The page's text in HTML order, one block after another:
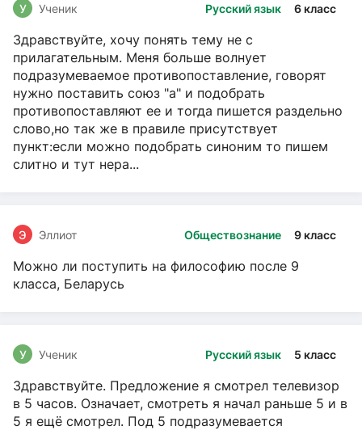
Русский язык 6 класс
У Ученик
Здравствуйте, хочу понять тему не с
прилагательным. Меня больше волнует
подразумеваемое противопоставление, говорят
нужно поставить союз "а" и подобрать
противопоставляют ее и тогда пишется раздельно
слово,но так же в правиле присутствует
пункт:если можно подобрать синоним то пишем
слитно и тут нера...
Обществознание 9 класс
Э Эллиот
Можно ли поступить на философию после 9
класса, Беларусь
Русский язык 5 класс
У Ученик
Здравствуйте. Предложение я смотрел телевизор
в 5 часов. Означает, смотреть я начал раньше 5 и в
5 я ещё смотрел. Под 5 подразумевается